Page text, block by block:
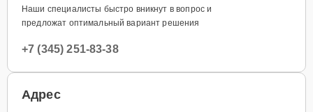
Наши специалисты быстро вникнут в вопрос и
предложат оптимальный вариант решения
+7 (345) 251-83-38
Адрес